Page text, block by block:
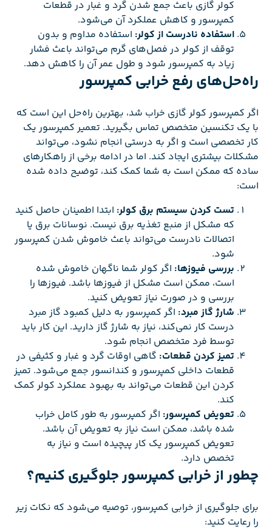
کولر گازی باعث جمع شدن گرد و غبار در قطعات
کمپرسور و کاهش عملکرد آن می‌شود.
استفاده نادرست از کولر: استفاده مداوم و بدون
توقف از کولر در فصل‌های گرم می‌تواند باعث فشار
زیاد به کمپرسور شود و طول عمر آن را کاهش دهد.
راه‌حل‌های رفع خرابی کمپرسور
اگر کمپرسور کولر گازی خراب شد، بهترین راه‌حل این است که
با یک تکنسین متخصص تماس بگیرید. تعمیر کمپرسور یک
کار تخصصی است و اگر به درستی انجام نشود، می‌تواند
مشکلات بیشتری ایجاد کند. اما در ادامه برخی از راهکارهای
ساده که ممکن است به شما کمک کند، توضیح داده شده
است:
تست کردن سیستم برق کولر: ابتدا اطمینان حاصل کنید
که مشکل از منبع تغذیه برق نیست. نوسانات برق یا
اتصالات نادرست می‌تواند باعث خاموش شدن کمپرسور
شود.
بررسی فیوزها: اگر کولر شما ناگهان خاموش شده
است، ممکن است مشکل از فیوزها باشد. فیوزها را
بررسی و در صورت نیاز تعویض کنید.
شارژ گاز مبرد: اگر کمپرسور به دلیل کمبود گاز مبرد
درست کار نمی‌کند، نیاز به شارژ گاز دارید. این کار باید
توسط فرد متخصص انجام شود.
تمیز کردن قطعات: گاهی اوقات گرد و غبار و کثیفی در
قطعات داخلی کمپرسور و کندانسور جمع می‌شود. تمیز
کردن این قطعات می‌تواند به بهبود عملکرد کولر کمک
کند.
تعویض کمپرسور: اگر کمپرسور به طور کامل خراب
شده باشد، ممکن است نیاز به تعویض آن باشد.
تعویض کمپرسور یک کار پیچیده است و نیاز به
تخصص دارد.
چطور از خرابی کمپرسور جلوگیری کنیم؟
برای جلوگیری از خرابی کمپرسور، توصیه می‌شود که نکات زیر
را رعایت کنید: